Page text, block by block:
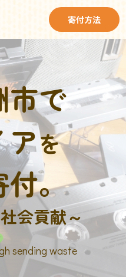
寄付方法
市で
アを
付。
会貢献～
sending waste